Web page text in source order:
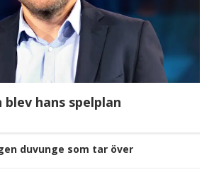
blev hans spelplan
duvunge som tar över